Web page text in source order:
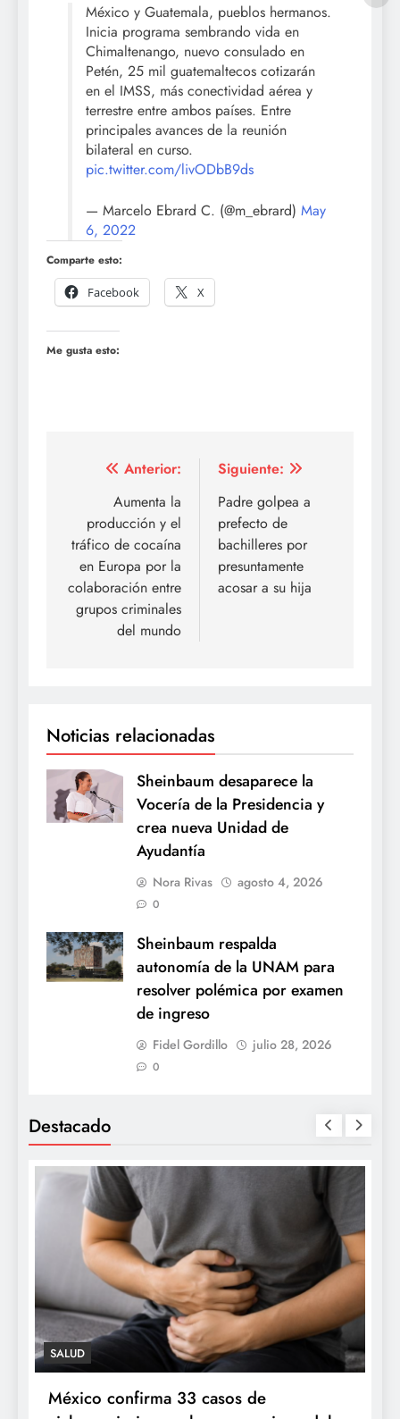
México y Guatemala, pueblos hermanos.
Inicia programa sembrando vida en
Chimaltenango, nuevo consulado en
Petén, 25 mil guatemaltecos cotizarán
en el IMSS, más conectividad aérea y
terrestre entre ambos países. Entre
principales avances de la reunión
bilateral en curso.
pic.twitter.com/livODbB9ds
— Marcelo Ebrard C. (@m_ebrard) May
6, 2022
Comparte esto:
Facebook
X
Me gusta esto:
Navegación
entradas
Anterior:
Aumenta la
producción y el
tráfico de cocaína
en Europa por la
colaboración entre
grupos criminales
del mundo
Siguiente:
Padre golpea a
prefecto de
bachilleres por
presuntamente
acosar a su hija
Noticias relacionadas
Sheinbaum desaparece la
Vocería de la Presidencia y
crea nueva Unidad de
Ayudantía
Nora Rivas agosto 4, 2026
0
Sheinbaum respalda
autonomía de la UNAM para
resolver polémica por examen
de ingreso
Fidel Gordillo julio 28, 2026
0
Destacado
SALUD
México confirma 33 casos de